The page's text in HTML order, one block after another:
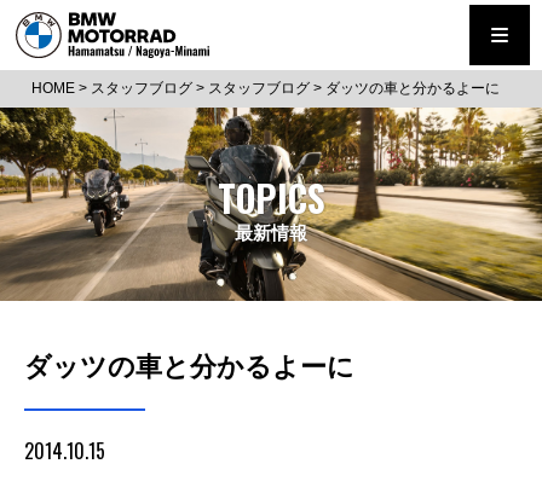
HOME > スタッフブログ > スタッフブログ > ダッツの車と分かるよーに
TOPICS
最新情報
ダッツの車と分かるよーに
2014.10.15